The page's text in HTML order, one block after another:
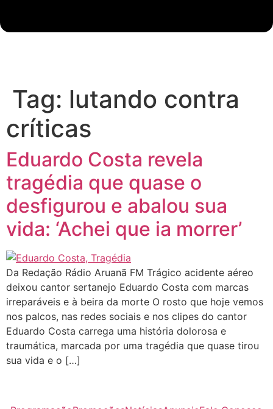
Tag: lutando contra
críticas
Eduardo Costa revela
tragédia que quase o
desfigurou e abalou sua
vida: ‘Achei que ia morrer’
Da Redação Rádio Aruanã FM Trágico acidente aéreo
deixou cantor sertanejo Eduardo Costa com marcas
irreparáveis e à beira da morte O rosto que hoje vemos
nos palcos, nas redes sociais e nos clipes do cantor
Eduardo Costa carrega uma história dolorosa e
traumática, marcada por uma tragédia que quase tirou
sua vida e o […]